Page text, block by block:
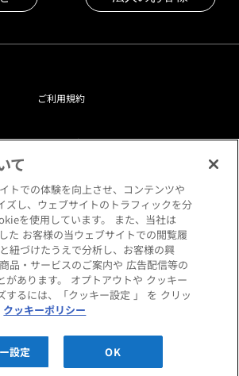
HOME STYLING Co.,LTD All rights reserved.
ご利用規約
プライバシーポリシー
クッキーポリシー
閲覧環境について
サイトマップ
て
トでの体験を向上させ、コンテンツや
ズし、ウェブサイトのトラフィックを分
を使用しています。 また、当社は
た お客様の当ウェブサイトでの閲覧履
紐づけたうえで分析し、お客様の興
品・サービスのご案内や 広告配信等の
があります。 オプトアウトや クッキー
するには、「クッキー設定 」 を クリッ
クッキーポリシー
設定 OK